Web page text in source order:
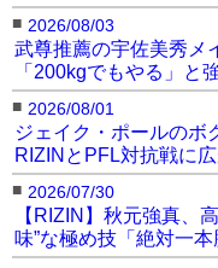
■ 2026/08/03
武尊推薦の宇佐美秀メ
「200kgでもやる」と
■ 2026/08/01
ジェイク・ポールのボ
RIZINとPFL対抗戦に
■ 2026/07/30
【RIZIN】秋元強真、
味”な極め技「絶対一